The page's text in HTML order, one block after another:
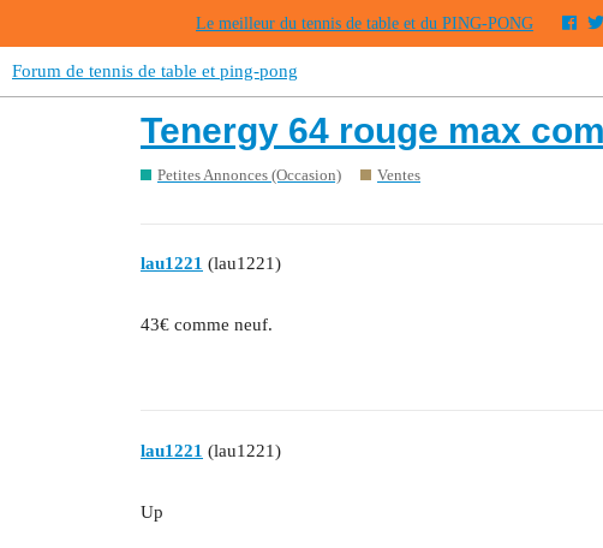
Le meilleur du tennis de table et du PING-PONG
Forum de tennis de table et ping-pong
Tenergy 64 rouge max
Petites Annonces (Occasion) Ventes
lau1221 (lau1221)
43€ comme neuf.
lau1221 (lau1221)
Up